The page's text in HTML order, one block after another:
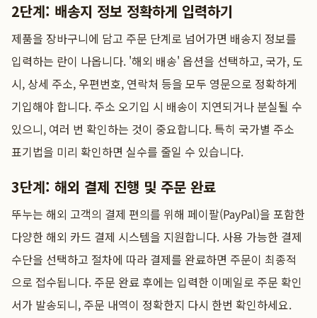
2단계: 배송지 정보 정확하게 입력하기
제품을 장바구니에 담고 주문 단계로 넘어가면 배송지 정보를
입력하는 란이 나옵니다. '해외 배송' 옵션을 선택하고, 국가, 도
시, 상세 주소, 우편번호, 연락처 등을 모두 영문으로 정확하게
기입해야 합니다. 주소 오기입 시 배송이 지연되거나 분실될 수
있으니, 여러 번 확인하는 것이 중요합니다. 특히 국가별 주소
표기법을 미리 확인하면 실수를 줄일 수 있습니다.
3단계: 해외 결제 진행 및 주문 완료
뚜누는 해외 고객의 결제 편의를 위해 페이팔(PayPal)을 포함한
다양한 해외 카드 결제 시스템을 지원합니다. 사용 가능한 결제
수단을 선택하고 절차에 따라 결제를 완료하면 주문이 최종적
으로 접수됩니다. 주문 완료 후에는 입력한 이메일로 주문 확인
서가 발송되니, 주문 내역이 정확한지 다시 한번 확인하세요.